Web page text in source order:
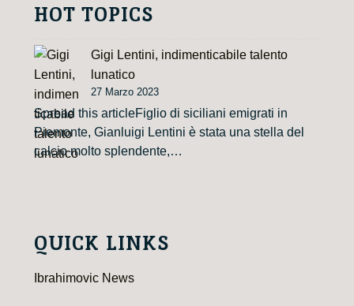
HOT TOPICS
Gigi Lentini, indimenticabile talento
lunatico
27 Marzo 2023
Spread this articleFiglio di siciliani emigrati in
Piemonte, Gianluigi Lentini è stata una stella del
calcio molto splendente,…
QUICK LINKS
Ibrahimovic News